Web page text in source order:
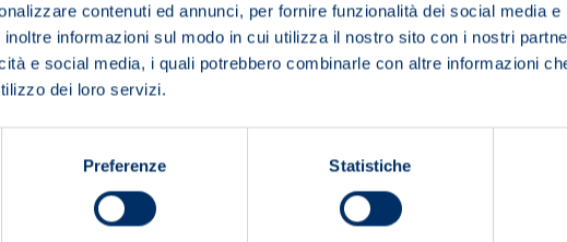
contenuti ed annunci, per fornire funzionalità dei social media e
informazioni sul modo in cui utilizza il nostro sito con i nostri
e social media, i quali potrebbero combinarle con altre informazioni
dei loro servizi.
Preferenze Statistiche
Imprese Pistoia 01680210505 – R.E.A. n.155974 - Cap.Soc. € 2.000.000,00 i.v. La